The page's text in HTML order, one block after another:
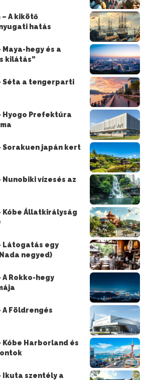
A kikötő
hatás
hegy és a
kilátás”
Séta a tengerparti
Hyogo Prefektúra
Sorakuen japán kert
vízesés az
Kóbe Állatkirályság
Látogatás egy
negyed)
Rokko-hegy
A Földrengés
Kóbe Harborland és
Ikuta szentély a